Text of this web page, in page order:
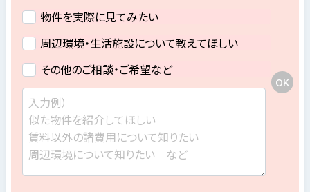
物件を実際に見てみたい
周辺環境・生活施設について教えてほしい
その他のご相談・ご希望など